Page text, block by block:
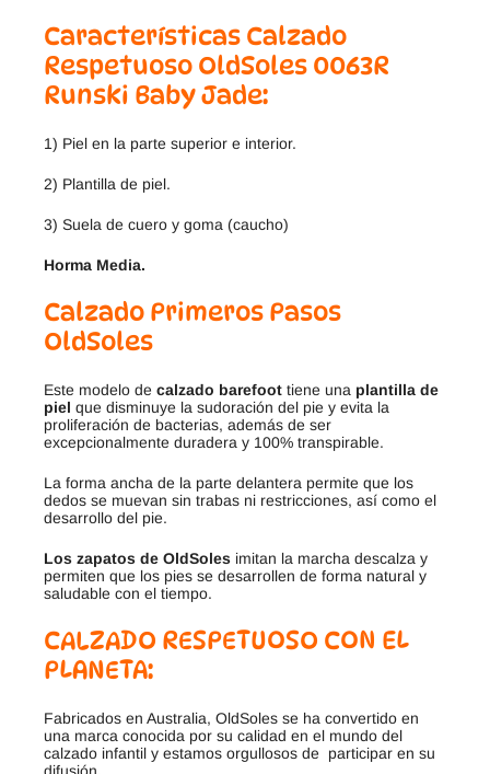
Características Calzado
Respetuoso OldSoles 0063R
Runski Baby Jade:
1) Piel en la parte superior e interior.
2) Plantilla de piel.
3) Suela de cuero y goma (caucho)
Horma Media.
Calzado Primeros Pasos
OldSoles
Este modelo de calzado barefoot tiene una plantilla de
piel que disminuye la sudoración del pie y evita la
proliferación de bacterias, además de ser
excepcionalmente duradera y 100% transpirable.
La forma ancha de la parte delantera permite que los
dedos se muevan sin trabas ni restricciones, así como el
desarrollo del pie.
Los zapatos de OldSoles imitan la marcha descalza y
permiten que los pies se desarrollen de forma natural y
saludable con el tiempo.
CALZADO RESPETUOSO CON EL
PLANETA:
Fabricados en Australia, OldSoles se ha convertido en
una marca conocida por su calidad en el mundo del
calzado infantil y estamos orgullosos de participar en su